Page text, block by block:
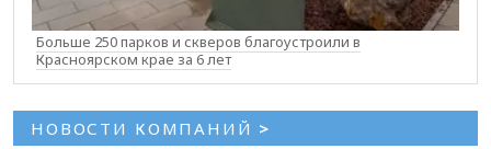
Больше 250 парков и скверов благоустроили в
Красноярском крае за 6 лет
НОВОСТИ КОМПАНИЙ >